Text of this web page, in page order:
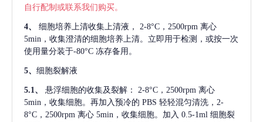
自行配制或联系我们购买。
4、 细胞培养上清收集上清液，
2-8°C，2500rpm 离心
5min，收集澄清的细胞培养上清。立即用于检测，或按一次
使用量分装于-80°C 冻存备用。
5、 细胞裂解液
5.1、 悬浮细胞的收集及裂解：
2-8°C，2500rpm 离心
5min，收集细胞。再加入预冷的 PBS 轻轻混匀清洗，2-
8°C，2500rpm 离心 5min，收集细胞。加入 0.5-1ml 细胞裂